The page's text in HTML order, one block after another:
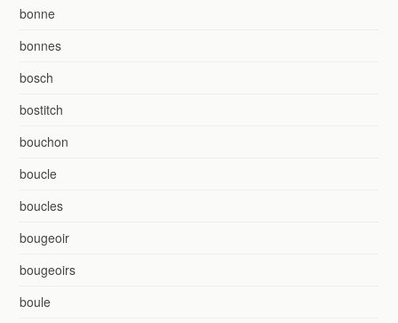
bonne
bonnes
bosch
bostitch
bouchon
boucle
boucles
bougeoir
bougeoirs
boule